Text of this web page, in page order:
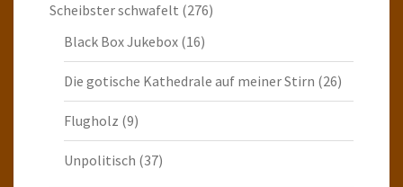
Scheibster schwafelt (276)
Black Box Jukebox (16)
Die gotische Kathedrale auf meiner Stirn (26)
Flugholz (9)
Unpolitisch (37)